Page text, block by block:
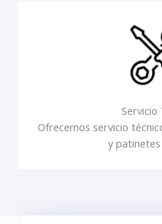
Servicio
Ofrecemos servicio
y